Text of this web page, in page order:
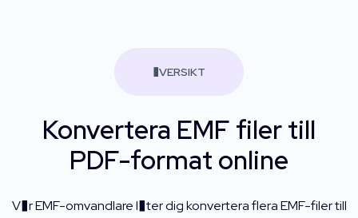
�VERSIKT
Konvertera EMF filer till
PDF-format online
V�r EMF-omvandlare l�ter dig konvertera flera EMF-filer till